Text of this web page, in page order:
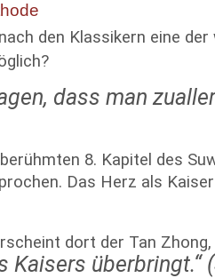
den Klassikern eine
dass man
8. Kapitel des
Das Herz als
dort der Tan
überbringt.“